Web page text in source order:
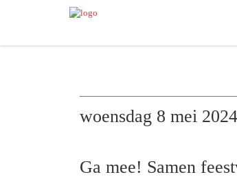
woensdag 8 mei 2024
Ga mee! Samen